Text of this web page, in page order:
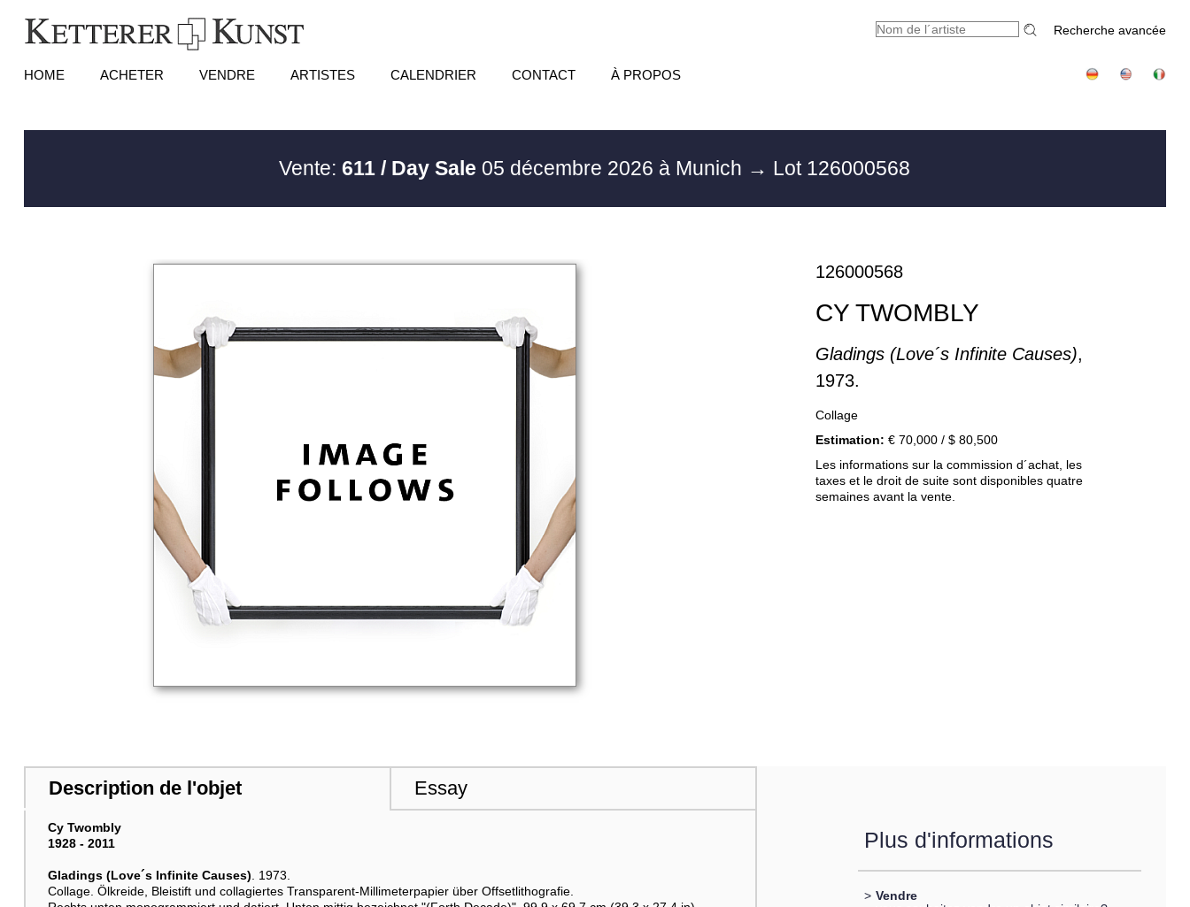
Recherche avancée
HOME ACHETER VENDRE ARTISTES CALENDRIER CONTACT À PROPOS
Vente:611 / Day Sale 05 décembre 2026 à Munich → Lot 126000568
126000568
CY TWOMBLY
Gladings (Love´s Infinite Causes),
1973.
Collage
Estimation: € 70,000 / $ 80,500
Les informations sur la commission d´achat, les
taxes et le droit de suite sont disponibles quatre
semaines avant la vente.
Description de l'objet Essay
Cy Twombly
1928 - 2011
Gladings (Love´s Infinite Causes) . 1973.
Collage. Ölkreide, Bleistift und collagiertes Transparent-Millimeterpapier über Offsetlithografie.
Plus d'informations
> Vendre